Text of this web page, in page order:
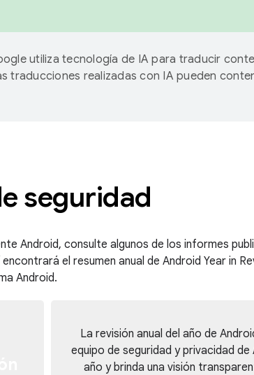
utiliza tecnología de IA para traducir
traducciones realizadas con IA pueden
seguridad
Android, consulte algunos de los informes
el resumen anual de Android Year in
Android.
La revisión anual del año de
equipo de seguridad y privacidad
año y brinda una visión